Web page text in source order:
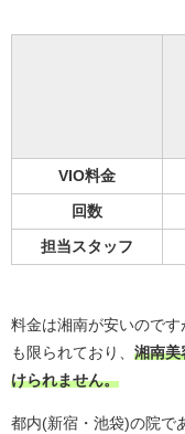
VIO料金
回数
担当スタッフ
料金は湘南が安いので
も限られており、 湘南美
けられません。
都内(新宿・池袋)の院で